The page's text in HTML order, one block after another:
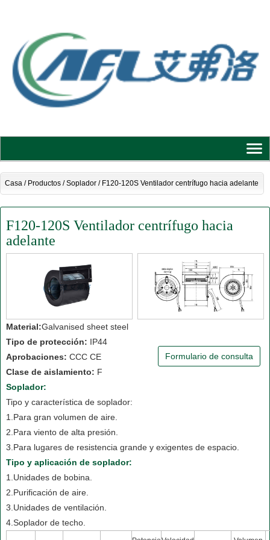
Casa/ Productos/Soplador/ F120-120S Ventilador centrífugo hacia adelante
F120-120S Ventilador centrífugo hacia
adelante
Formulario de consulta
Material:Galvanised sheet steel
Tipo de protección: IP44
Aprobaciones: CCC CE
Clase de aislamiento: F
Soplador:
Tipo y característica de soplador:
1.Para gran volumen de aire.
2.Para viento de alta presión.
3.Para lugares de resistencia grande y exigentes de espacio.
Tipo y aplicación de soplador:
1.Unidades de bobina.
2.Purificación de aire.
3.Unidades de ventilación.
4.Soplador de techo.